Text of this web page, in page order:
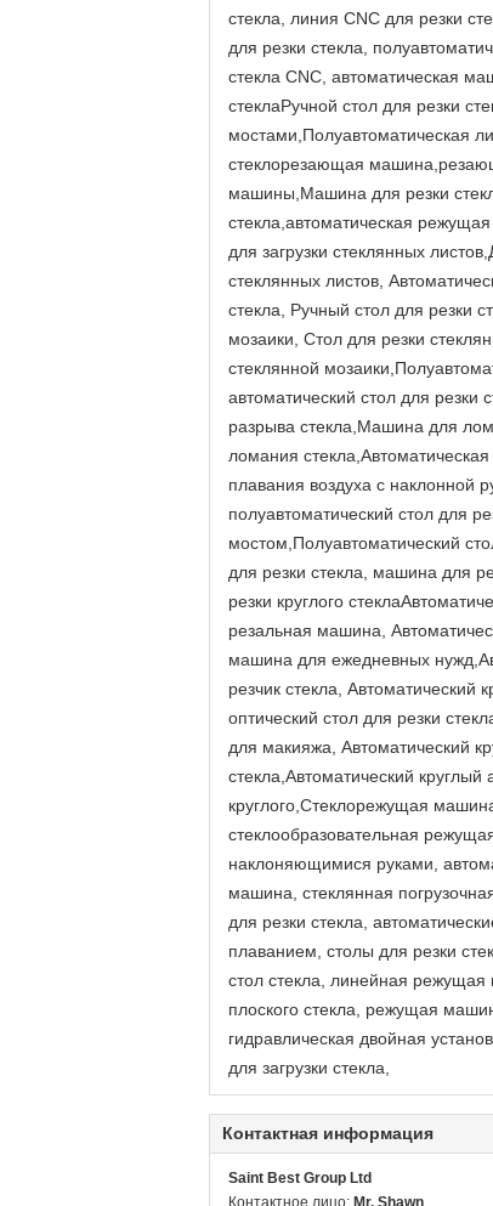
стекла, линия CNC для резки
для резки стекла,
стекла CNC, автоматическая
стеклаРучной стол для резки
мостами,Полуавтоматическая
стеклорезающая
машины,Машина для резки
стекла,автоматическая
для загрузки стеклянных
стеклянных листов,
стекла, Ручный стол для резки
мозаики, Стол для резки
стеклянной
автоматический стол для резки
разрыва стекла,Машина для
ломания
плавания воздуха с наклонной
полуавтоматический стол для
мостом,Полуавтоматический
для резки стекла, машина для
резки круглого
резальная машина,
машина для ежедневных
резчик стекла, Автоматический
оптический стол для резки
для макияжа, Автоматический
стекла,Автоматический
круглого,Стеклорежущая
стеклообразовательная
наклоняющимися руками,
машина, стеклянная
для резки стекла,
плаванием, столы для резки
стол стекла, линейная
плоского стекла, режущая
гидравлическая двойная
для загрузки стекла,
Контактная информация
Saint Best Group Ltd
Контактное лицо: Mr. Shawn